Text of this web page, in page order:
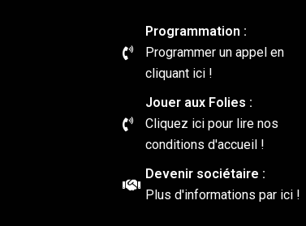
Programmation :
Programmer un appel en
cliquant ici !
Jouer aux Folies :
Cliquez ici pour lire nos
conditions d'accueil !
Devenir sociétaire :
Plus d'informations par ici !